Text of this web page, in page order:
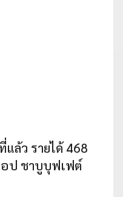
แล้ว รายได้ 468
อป ชาบูบุฟเฟต์